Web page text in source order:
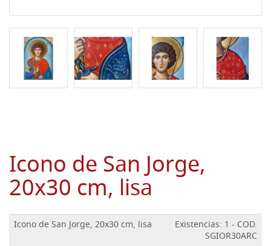
Icono de San Jorge,
20x30 cm, lisa
Icono de San Jorge, 20x30 cm, lisa
Existencias: 1 - COD.
SGIOR30ARC